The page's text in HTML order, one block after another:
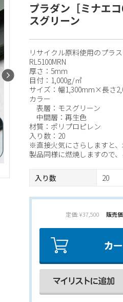
プラダン［ミナエ
スグリーン
リサイクル原料使用のプラ
RL5100MRN
厚さ：5mm
目付：1,000g/㎡
サイズ：幅1,300mm×長さ
カラー
表層：モスグリーン
中間層：再生色
材質：ポリプロピレン
入り数：20
※直接火気にさらしますと
製品同様に燃焼しますので、
入り数 20
定価: ¥37,500 販売